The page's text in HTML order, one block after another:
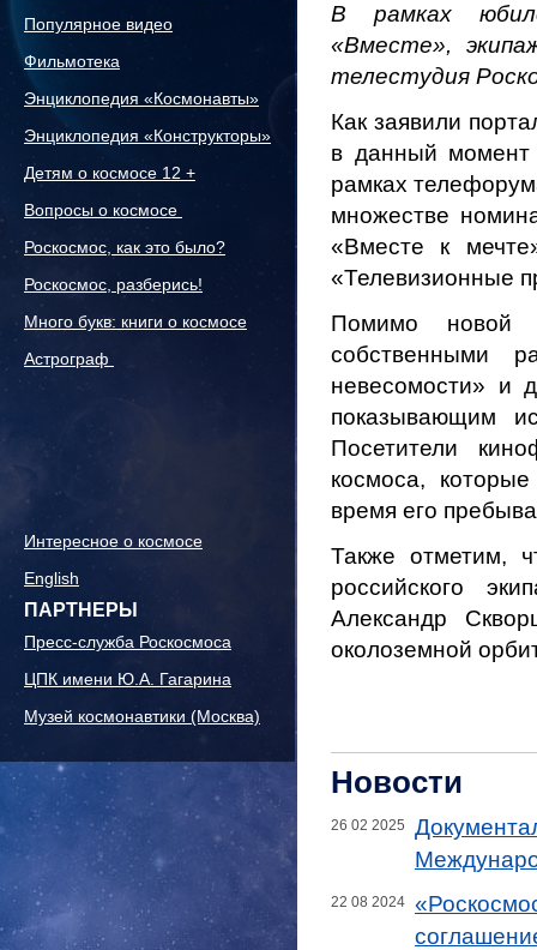
Популярное видео
Фильмотека
Энциклопедия «Космонавты»
Энциклопедия «Конструкторы»
Детям о космосе 12 +
Вопросы о космосе
Роскосмос, как это было?
Роскосмос, разберись!
Много букв: книги о космосе
Астрограф
Интересное о космосе
English
ПАРТНЕРЫ
Пресс-служба Роскосмоса
ЦПК имени Ю.А. Гагарина
Музей космонавтики (Москва)
В рамках
«Вместе»,
телестудия
Как заявили
в данный
рамках
множестве
«Вместе к
«Телевизионные
Помимо новой
собственными
невесомости» и
показывающим
Посетители
космоса,
время его
Также отметим,
российского
Александр
околоземной
Новости
26 02 2025
22 08 2024